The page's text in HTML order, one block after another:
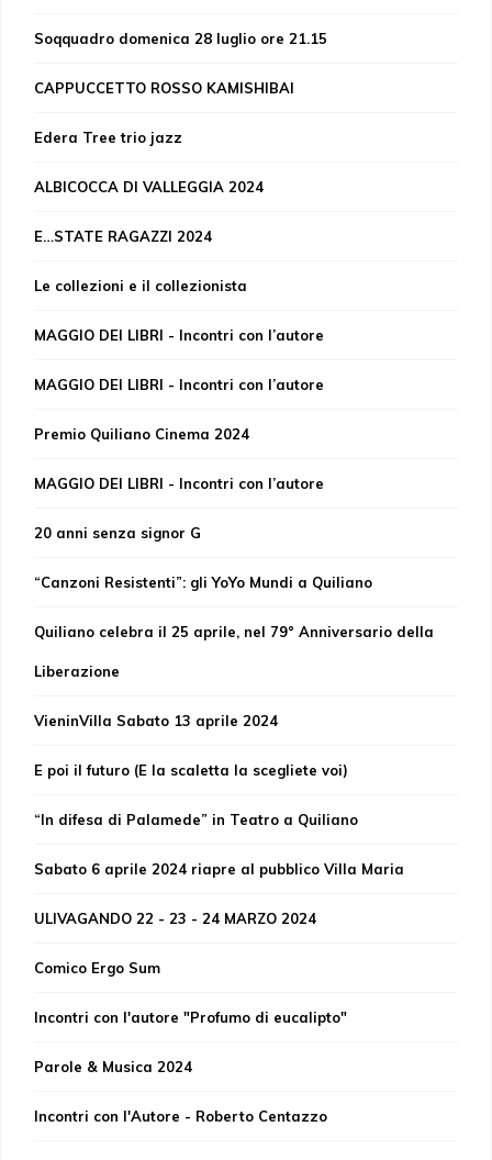
Soqquadro domenica 28 luglio ore 21.15
CAPPUCCETTO ROSSO KAMISHIBAI
Edera Tree trio jazz
ALBICOCCA DI VALLEGGIA 2024
E…STATE RAGAZZI 2024
Le collezioni e il collezionista
MAGGIO DEI LIBRI - Incontri con l’autore
MAGGIO DEI LIBRI - Incontri con l’autore
Premio Quiliano Cinema 2024
MAGGIO DEI LIBRI - Incontri con l’autore
20 anni senza signor G
“Canzoni Resistenti”: gli YoYo Mundi a Quiliano
Quiliano celebra il 25 aprile, nel 79° Anniversario della
Liberazione
VieninVilla Sabato 13 aprile 2024
E poi il futuro (E la scaletta la scegliete voi)
“In difesa di Palamede” in Teatro a Quiliano
Sabato 6 aprile 2024 riapre al pubblico Villa Maria
ULIVAGANDO 22 - 23 - 24 MARZO 2024
Comico Ergo Sum
Incontri con l'autore "Profumo di eucalipto"
Parole & Musica 2024
Incontri con l'Autore - Roberto Centazzo